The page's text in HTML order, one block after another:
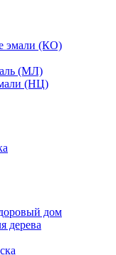
эмали (КО)
(МЛ)
(НЦ)
дом
дерева